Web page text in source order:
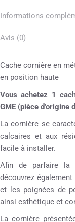
Informations
Avis (0)
Cache cornière en
en position haute
Vous achetez 1
GME (pièce d’origine
La cornière se
calcaires et aux
facile à installer.
Afin de parfaire la
découvrez
et les poignées de
ainsi esthétique et
La cornière